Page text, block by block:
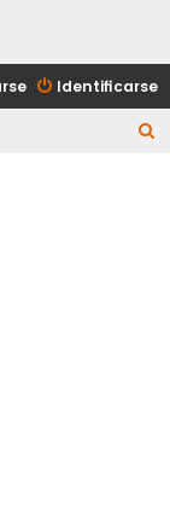
Identificarse